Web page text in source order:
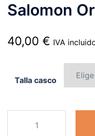
Salomon
40,00 € IVA
Talla casco